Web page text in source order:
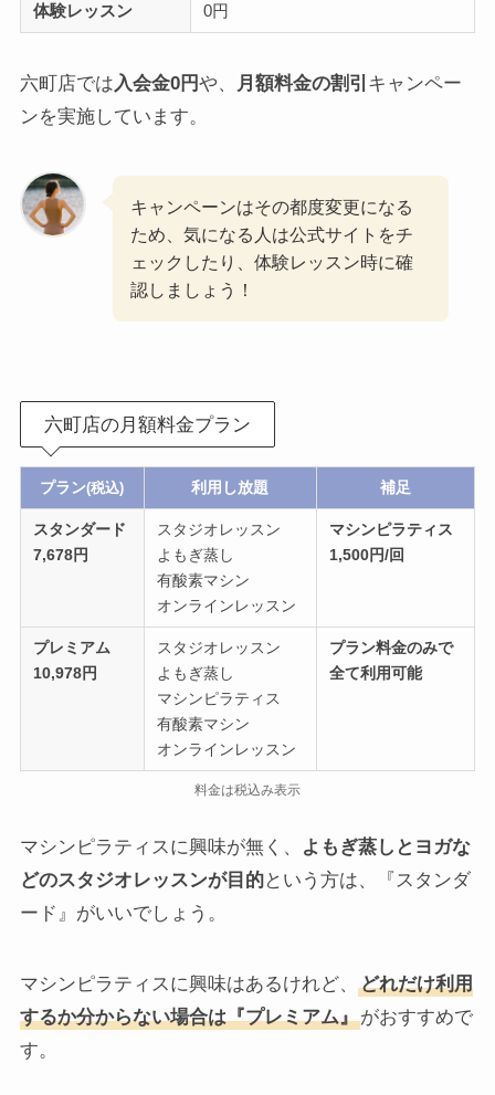
体験レッスン 0円
六町店では 入会金0円や、 月額料金の割引 キャンペー
ンを実施しています。
キャンペーンはその都度変更になる
ため、気になる人は公式サイトをチ
ェックしたり、体験レッスン時に確
認しましょう！
六町店の月額料金プラン
プラン(税込) 利用し放題 補足
スタンダード
7,678円
スタジオレッスン
よもぎ蒸し
有酸素マシン
オンラインレッスン
マシンピラティス
1,500円/回
プレミアム
10,978円
スタジオレッスン
よもぎ蒸し
マシンピラティス
有酸素マシン
オンラインレッスン
プラン料金のみで
全て利用可能
料金は税込み表示
マシンピラティスに興味が無く、
よもぎ蒸しとヨガな
どのスタジオレッスンが目的という方は、『スタンダ
ード』がいいでしょう。
マシンピラティスに興味はあるけれど、
どれだけ利用
するか分からない場合は『プレミアム』がおすすめで
す。